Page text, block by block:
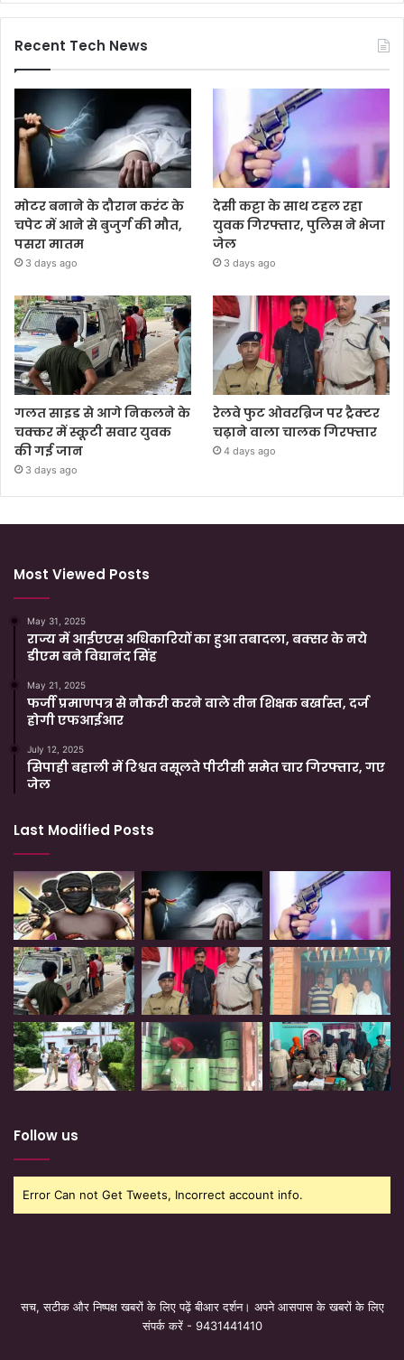
Recent Tech News
मोटर बनाने के दौरान करंट के
चपेट में आने से बुजुर्ग की मौत,
पसरा मातम
3 days ago
देसी कट्टा के साथ टहल रहा
युवक गिरफ्तार, पुलिस ने भेजा
जेल
3 days ago
गलत साइड से आगे निकलने के
चक्कर में स्कूटी सवार युवक
की गई जान
3 days ago
रेलवे फुट ओवरब्रिज पर ट्रैक्टर
चढ़ाने वाला चालक गिरफ्तार
4 days ago
Most Viewed Posts
May 31, 2025
राज्य में आईएएस अधिकारियों का हुआ तबादला, बक्सर के नये
डीएम बने विद्यानंद सिंह
May 21, 2025
फर्जी प्रमाणपत्र से नौकरी करने वाले तीन शिक्षक बर्खास्त, दर्ज
होगी एफआईआर
July 12, 2025
सिपाही बहाली में रिश्वत वसूलते पीटीसी समेत चार गिरफ्तार, गए
जेल
Last Modified Posts
Follow us
Error Can not Get Tweets, Incorrect account info.
सच, सटीक और निष्पक्ष खबरों के लिए पढ़ें बीआर दर्शन। अपने आसपास के खबरों के लिए
संपर्क करें - 9431441410